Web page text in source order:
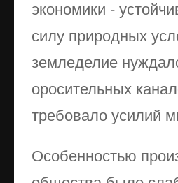
экономики -
силу природных
земледелие
оросительных
требовало усилий
Особенностью